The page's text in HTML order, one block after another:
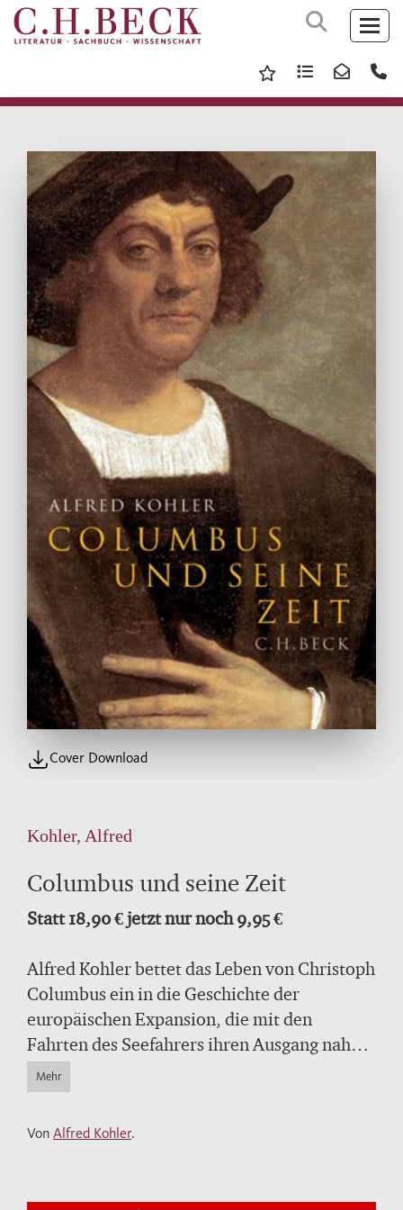
Cover Download
Kohler, Alfred
Columbus und seine Zeit
Statt 18,90 € jetzt nur noch 9,95 €
Alfred Kohler bettet das Leben von Christoph
Columbus ein in die Geschichte der
europäischen Expansion, die mit den
Fahrten des Seefahrers ihren Ausgang nahm.
Er zeichnet die Reisen Christoph Columbus’
nach und beantwortet die Frage, wie sich die
Amerika veränderte. Er schildert dabei auch
Mehr
Von Alfred Kohler.